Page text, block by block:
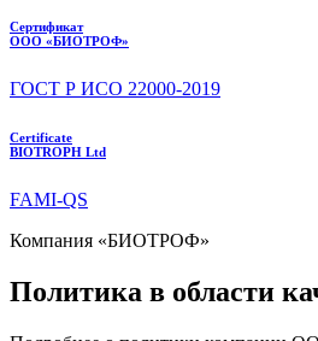
Сертификат
ООО «БИОТРОФ»
ГОСТ Р ИСО 22000-2019
Certificate
BIOTROPH Ltd
FAMI-QS
Компания «БИОТРОФ»
Политика в области